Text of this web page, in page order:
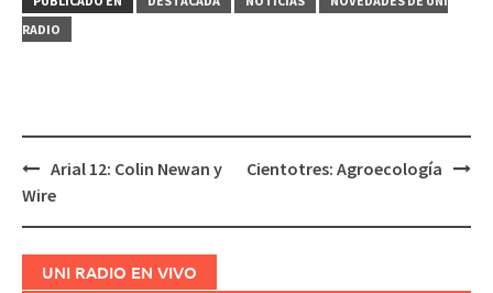
RADIO
Navegación
Arial 12: Colin Newan y
Wire
Cientotres: Agroecología
UNI RADIO EN VIVO